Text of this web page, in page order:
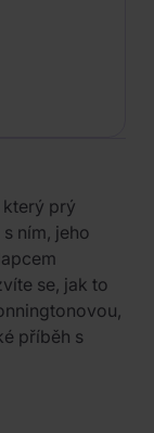
prý
ním, jeho
se, jak to
příběh s